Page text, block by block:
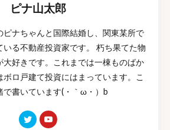
ピナ山太郎
ピナちゃんと国際結婚し、関東某所で
る不動産投資家です。 朽ち果てた物
大好きです。これまでは一棟ものばか
ボロ戸建て投資にはまっています。こ
で書いています(・｀ω・）b